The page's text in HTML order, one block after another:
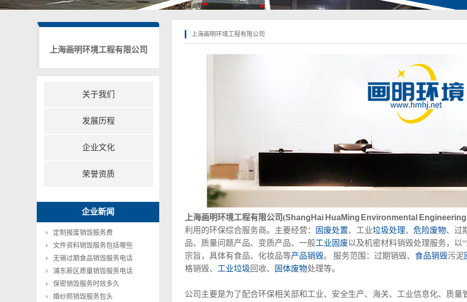
上海画明环境工程有限公司
关于我们
发展历程
企业文化
荣誉资质
企业新闻
定制报废销毁服务费
文件资料销毁服务包括哪些
无锡过期食品销毁服务电话
浦东新区质量销毁服务电话
保密销毁服务时效多久
婚纱照销毁服务包头
上海画明环境工程有限公司
上海画明环境工程有限公司(S hang Hai HuaMing Environmental
利用的环保综合服务商。主要经营：
固废处置、工业垃圾处理、 危险废物、过
品、质量问题产品、变质产品、一般工业固废以及机密材料销毁处理服务，以
宗旨，具体有食品、化妆品等产品销毁。 服务范围：过期销毁、 食品销毁污泥
格销毁、 工业垃圾 回收、 固体废物处理等。
公司主要是为了配合环保相关部和工业、安全生产、海关、工业信息化、质